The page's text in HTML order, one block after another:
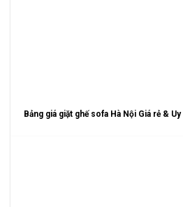
Bảng giá giặt ghế sofa Hà Nội Giá rẻ &